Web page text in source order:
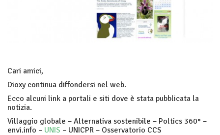
Cari amici,
Dioxy continua diffondersi nel web.
Ecco alcuni link a portali e siti dove è stata pubblicata la
notizia.
Villaggio globale – Alternativa sostenibile – Poltics 360° –
envi.info – UNIS – UNICPR – Osservatorio CCS